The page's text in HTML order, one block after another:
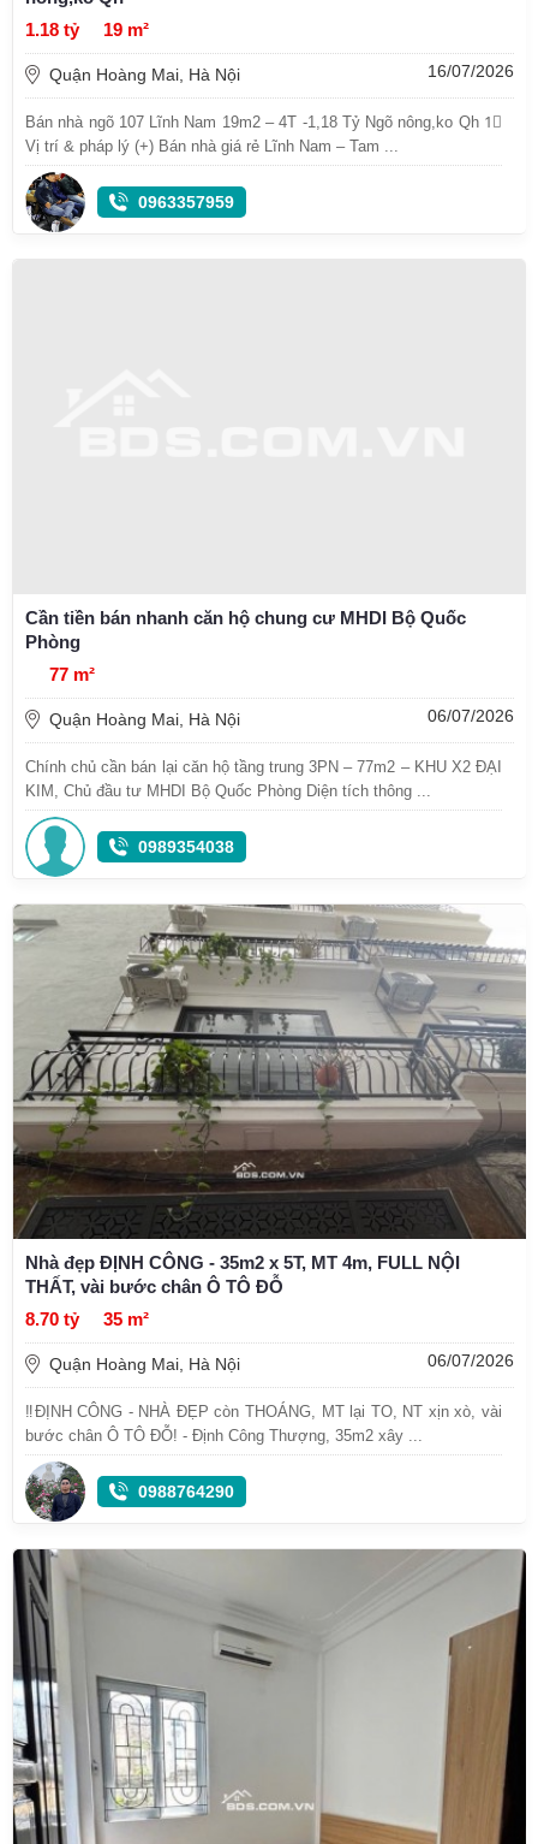
1.18 tỷ
19 m²
Quận Hoàng Mai, Hà Nội 16/07/2026
Bán nhà ngõ 107 Lĩnh Nam 19m2 – 4T -1,18 Tỷ Ngõ nông,ko Qh 1⃣
Vị trí & pháp lý (+) Bán nhà giá rẻ Lĩnh Nam – Tam ...
0963357959
Cần tiền bán nhanh căn hộ chung cư MHDI Bộ Quốc
Phòng
77 m²
Quận Hoàng Mai, Hà Nội 06/07/2026
Chính chủ cần bán lại căn hộ tầng trung 3PN – 77m2 – KHU X2 ĐẠI
KIM, Chủ đầu tư MHDI Bộ Quốc Phòng Diện tích thông ...
0989354038
Nhà đẹp ĐỊNH CÔNG - 35m2 x 5T, MT 4m, FULL NỘI
THẤT, vài bước chân Ô TÔ ĐỖ
8.70 tỷ
35 m²
Quận Hoàng Mai, Hà Nội 06/07/2026
‼ĐỊNH CÔNG - NHÀ ĐẸP còn THOÁNG, MT lại TO, NT xịn xò, vài
bước chân Ô TÔ ĐỖ! - Định Công Thượng, 35m2 xây ...
0988764290